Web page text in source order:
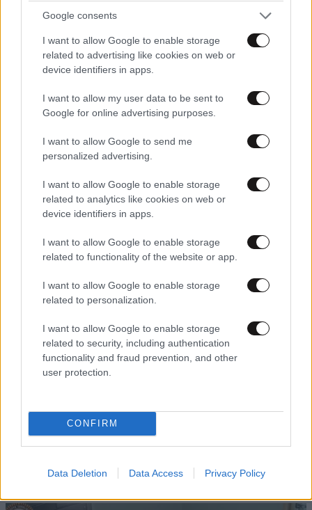
Google consents
I want to allow Google to enable storage
related to advertising like cookies on web or
device identifiers in apps.
I want to allow my user data to be sent to
Google for online advertising purposes.
I want to allow Google to send me
personalized advertising.
I want to allow Google to enable storage
related to analytics like cookies on web or
device identifiers in apps.
I want to allow Google to enable storage
related to functionality of the website or app.
I want to allow Google to enable storage
related to personalization.
I want to allow Google to enable storage
related to security, including authentication
functionality and fraud prevention, and other
user protection.
CONFIRM
Data Deletion Data Access Privacy Policy